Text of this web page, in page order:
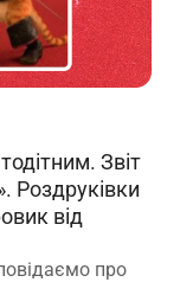
Звіт
Роздруківки
від
про